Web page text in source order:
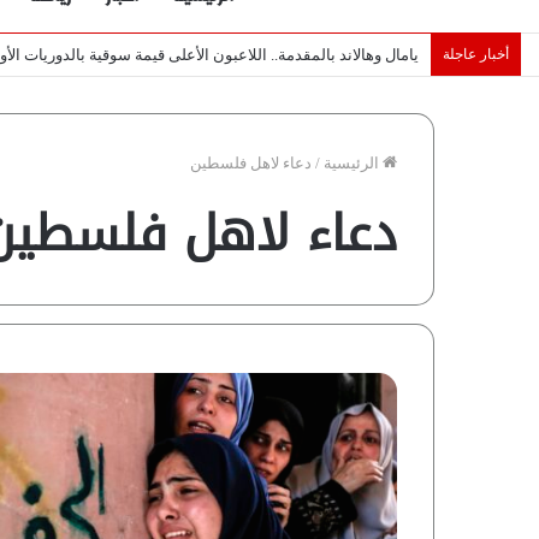
أخبار عاجلة خبراء لـ”شبكة رؤية”: «اتفاق مكة» يغيّر قواعد اللعبة بالشرق
الرئيسية / دعاء لاهل فلسطين
دعاء لاهل